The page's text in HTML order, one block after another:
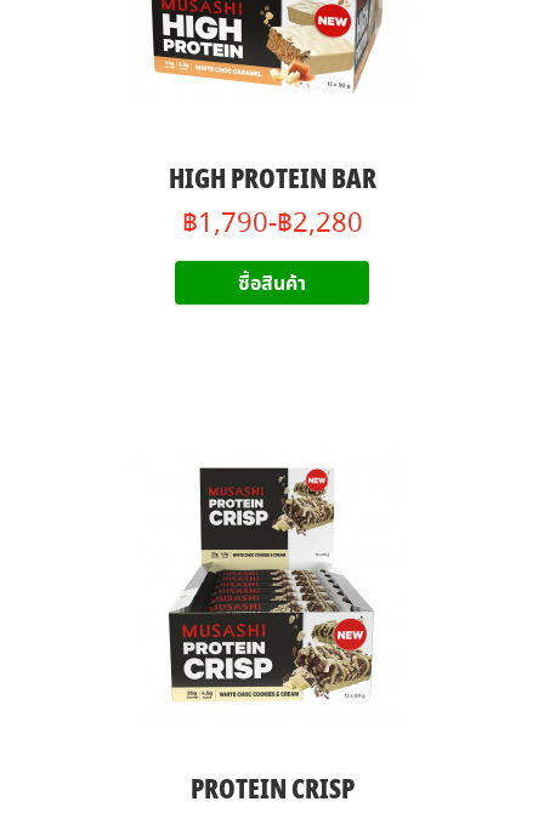
HIGH PROTEIN BAR
฿1,790-฿2,280
ซื้อสินค้า
PROTEIN CRISP